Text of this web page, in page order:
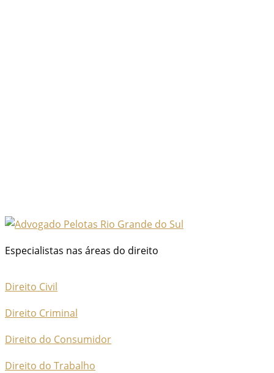
Especialistas nas áreas do direito
Direito Civil
Direito Criminal
Direito do Consumidor
Direito do Trabalho